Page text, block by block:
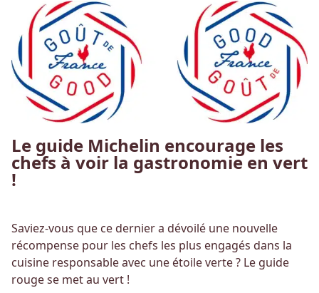
Le guide Michelin encourage les
chefs à voir la gastronomie en vert
!
Saviez-vous que ce dernier a dévoilé une nouvelle
récompense pour les chefs les plus engagés dans la
cuisine responsable avec une étoile verte ? Le guide
rouge se met au vert !